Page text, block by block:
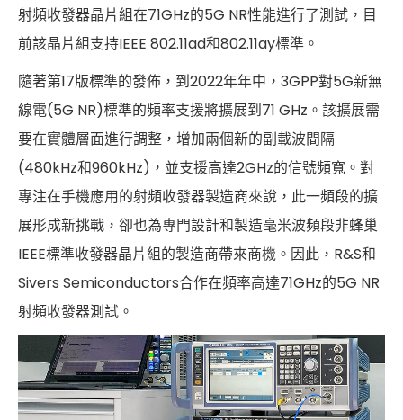
射頻收發器晶片組在71GHz的5G NR性能進行了測試，目
前該晶片組支持IEEE 802.11ad和802.11ay標準。
隨著第17版標準的發佈，到2022年年中，3GPP對5G新無
線電(5G NR)標準的頻率支援將擴展到71 GHz。該擴展需
要在實體層面進行調整，增加兩個新的副載波間隔
(480kHz和960kHz)，並支援高達2GHz的信號頻寬。對
專注在手機應用的射頻收發器製造商來說，此一頻段的擴
展形成新挑戰，卻也為專門設計和製造毫米波頻段非蜂巢
IEEE標準收發器晶片組的製造商帶來商機。因此，R&S和
Sivers Semiconductors合作在頻率高達71GHz的5G NR
射頻收發器測試。